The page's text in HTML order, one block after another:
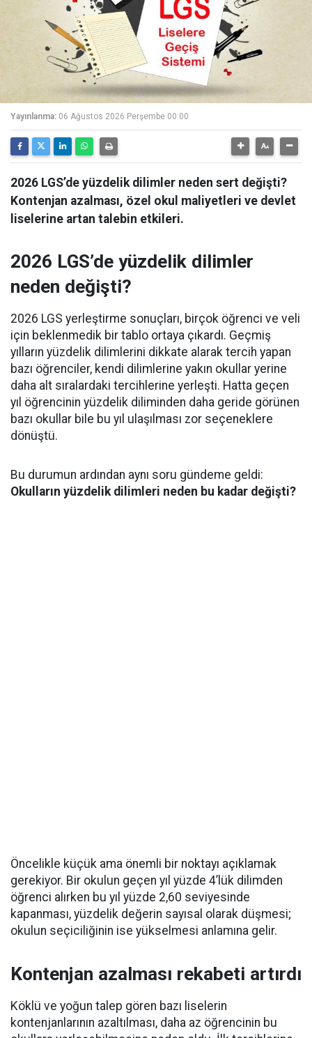
Yayınlanma: 06 Ağustos 2026 Perşembe 00:00
2026 LGS’de yüzdelik dilimler neden sert değişti?
Kontenjan azalması, özel okul maliyetleri ve devlet
liselerine artan talebin etkileri.
2026 LGS’de yüzdelik dilimler
neden değişti?
2026 LGS yerleştirme sonuçları, birçok öğrenci ve veli
için beklenmedik bir tablo ortaya çıkardı. Geçmiş
yılların yüzdelik dilimlerini dikkate alarak tercih yapan
bazı öğrenciler, kendi dilimlerine yakın okullar yerine
daha alt sıralardaki tercihlerine yerleşti. Hatta geçen
yıl öğrencinin yüzdelik diliminden daha geride görünen
bazı okullar bile bu yıl ulaşılması zor seçeneklere
dönüştü.
Bu durumun ardından aynı soru gündeme geldi:
Okulların yüzdelik dilimleri neden bu kadar değişti?
Öncelikle küçük ama önemli bir noktayı açıklamak
gerekiyor. Bir okulun geçen yıl yüzde 4’lük dilimden
öğrenci alırken bu yıl yüzde 2,60 seviyesinde
kapanması, yüzdelik değerin sayısal olarak düşmesi;
okulun seçiciliğinin ise yükselmesi anlamına gelir.
Kontenjan azalması rekabeti artırdı
Köklü ve yoğun talep gören bazı liselerin
kontenjanlarının azaltılması, daha az öğrencinin bu